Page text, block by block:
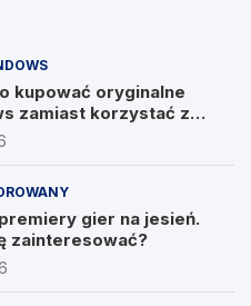
kupować oryginalne
zamiast korzystać z
źródeł?
gier na jesień.
zainteresować?